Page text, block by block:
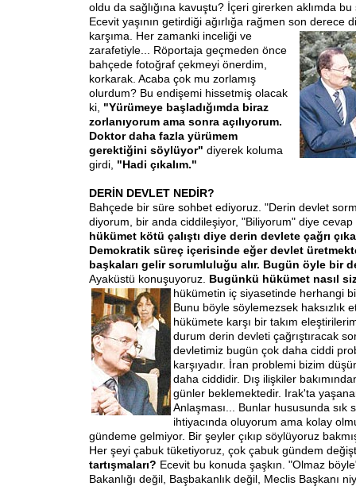
oldu da sağlığına kavuştu? İçeri girerken aklımda
Ecevit yaşının getirdiği ağırlığa rağmen son derece
karşıma. Her zamanki inceliği ve
zarafetiyle... Röportaja geçmeden önce
bahçede fotoğraf çekmeyi önerdim,
korkarak. Acaba çok mu zorlamış
olurdum? Bu endişemi hissetmiş olacak
ki, "Yürümeye başladığımda biraz
zorlanıyorum ama sonra açılıyorum.
Doktor daha fazla yürümem
gerektiğini söylüyor" diyerek koluma
girdi, "Hadi çıkalım."
DERİN DEVLET NEDİR?
Bahçede bir süre sohbet ediyoruz. "Derin devlet
diyorum, bir anda ciddileşiyor, "Biliyorum" diye cevap
hükümet kötü çalıştı diye derin devlete çağrı
Demokratik süreç içerisinde eğer devlet
başkaları gelir sorumluluğu alır. Bugün öyle bir
Ayaküstü konuşuyoruz. Bugünkü hükümet nasıl
hükümetin iç siyasetinde herhangi
Bunu böyle söylemezsek haksızlık
hükümete karşı bir takım
durum derin devleti çağrıştıracak
devletimiz bugün çok daha ciddi
karşıyadır. İran problemi bizim
daha ciddidir. Dış ilişkiler
günler beklemektedir. Irak'ta
Anlaşması... Bunlar hususunda sık
ihtiyacında oluyorum ama kolay
gündeme gelmiyor. Bir şeyler çıkıp söylüyoruz
Her şeyi çabuk tüketiyoruz, çok çabuk gündem
tartışmaları? Ecevit bu konuda şaşkın. "Olmaz
Bakanlığı değil, Başbakanlık değil, Meclis Başkanı